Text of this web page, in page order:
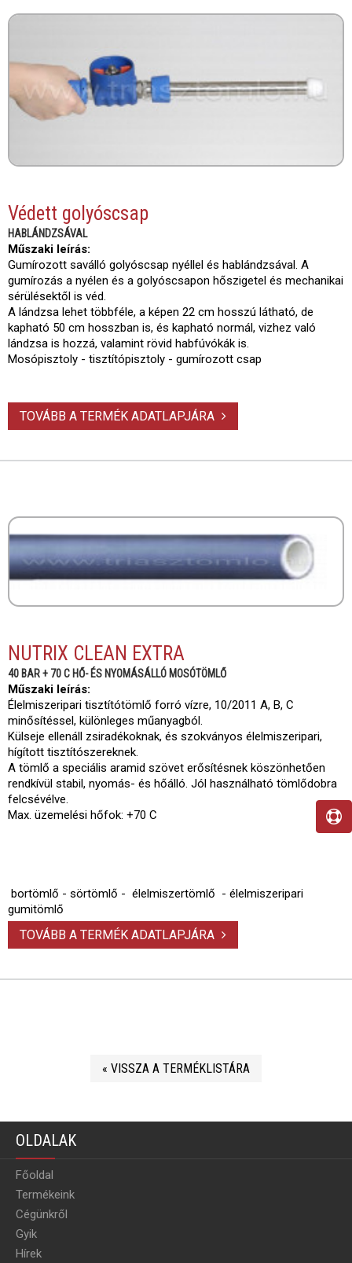
Védett golyóscsap
HABLÁNDZSÁVAL
Műszaki leírás:
Gumírozott saválló golyóscsap nyéllel és hablándzsával. A
gumírozás a nyélen és a golyóscsapon hőszigetel és mechanikai
sérülésektől is véd.
A lándzsa lehet többféle, a képen 22 cm hosszú látható, de
kapható 50 cm hosszban is, és kapható normál, vizhez való
lándzsa is hozzá, valamint rövid habfúvókák is.
Mosópisztoly - tisztítópisztoly - gumírozott csap
TOVÁBB A TERMÉK ADATLAPJÁRA
NUTRIX CLEAN EXTRA
40 BAR + 70 C HŐ- ÉS NYOMÁSÁLLÓ MOSÓTÖMLŐ
Műszaki leírás:
Élelmiszeripari tisztítótömlő forró vízre, 10/2011 A, B, C
minősítéssel, különleges műanyagból.
Külseje ellenáll zsiradékoknak, és szokványos élelmiszeripari,
hígított tisztítószereknek.
A tömlő a speciális aramid szövet erősítésnek köszönhetően
rendkívül stabil, nyomás- és hőálló. Jól használható tömlődobra
felcsévélve.
Max. üzemelési hőfok: +70 C
bortömlő - sörtömlő - élelmiszertömlő - élelmiszeripari
gumitömlő
TOVÁBB A TERMÉK ADATLAPJÁRA
« VISSZA A TERMÉKLISTÁRA
OLDALAK
Főoldal
Termékeink
Cégünkről
Gyik
Hírek